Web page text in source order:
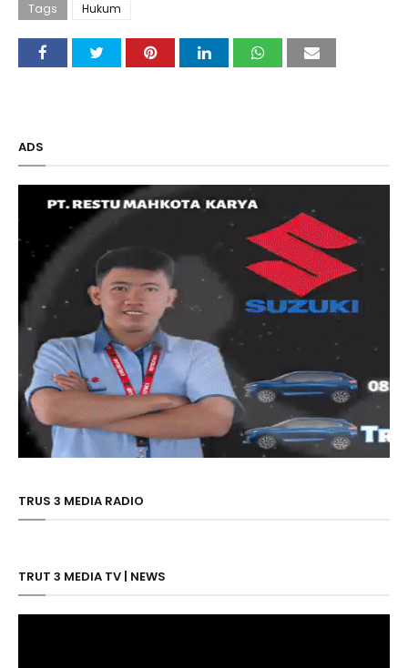
Tags Hukum
ADS
TRUS 3 MEDIA RADIO
TRUT 3 MEDIA TV | NEWS